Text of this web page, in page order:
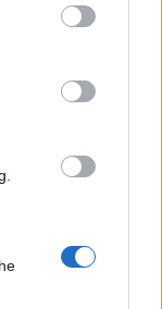
a harmadik, a
a tizedik
a
zártak. A